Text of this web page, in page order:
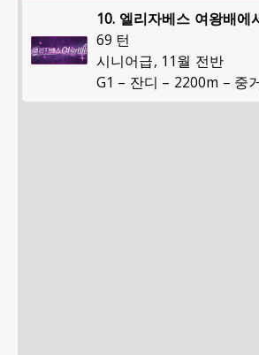
10. 엘리자베스 여왕배에
69 턴
시니어급, 11월 전반
G1 – 잔디 – 2200m – 중